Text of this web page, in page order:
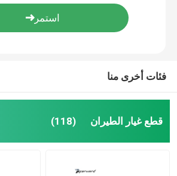
فئات أخرى منا
قطع غيار الطيران (118)